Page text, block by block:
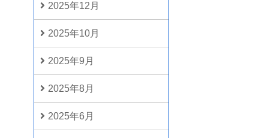
2025年12月
2025年10月
2025年9月
2025年8月
2025年6月